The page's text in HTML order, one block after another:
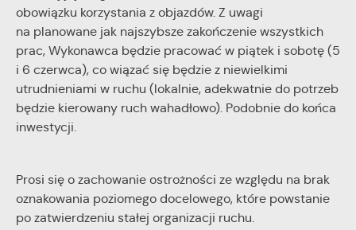
obowiązku korzystania z objazdów. Z uwagi
na planowane jak najszybsze zakończenie wszystkich
prac, Wykonawca będzie pracować w piątek i sobotę (5
i 6 czerwca), co wiązać się będzie z niewielkimi
utrudnieniami w ruchu (lokalnie, adekwatnie do potrzeb
będzie kierowany ruch wahadłowo). Podobnie do końca
inwestycji.
Prosi się o zachowanie ostrożności ze względu na brak
oznakowania poziomego docelowego, które powstanie
po zatwierdzeniu stałej organizacji ruchu.
cookies gwarantuje dostępność wszystkich funkcjonalności.
Promocyjne pliki cookies służą do prezentowania Ci naszych
komunikatów na podstawie analizy Twoich upodobań oraz
Twoich zwyczajów dotyczących przeglądanej witryny
internetowej. Treści promocyjne mogą pojawić się na
stronach podmiotów trzecich lub firm będących naszymi
partnerami oraz innych dostawców usług. Firmy te działają w
charakterze pośredników prezentujących nasze treści w
społecznościowych.
Więcej